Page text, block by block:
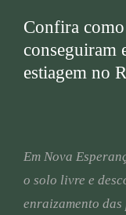
Confira
conseguiram
estiagem no
Em Nova
o solo livre e
enraizamento